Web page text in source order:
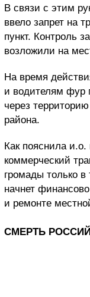
В связи с этим
ввело запрет на
пункт. Контроль
возложили на
На время
и водителям фур
через
района.
Как пояснила
коммерческий
громады только
начнет
и ремонте
СМЕРТЬ